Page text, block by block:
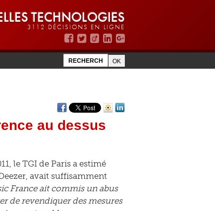
TECHNOLOGIES
3112 DÉCISIONS EN LIGNE
au dessus
le TGI de Paris a estimé
avait suffisamment
France ait commis un abus
de revendiquer des mesures